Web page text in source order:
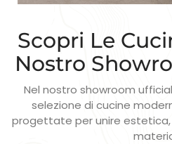
Scopri Le
Nostro
Nel nostro showroom
selezione di cucine
progettate per unire